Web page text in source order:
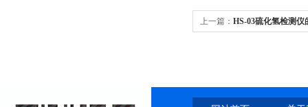
上一篇： HS-03硫化氢检测